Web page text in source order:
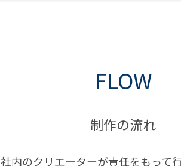
FLOW
制作の流れ
社内のクリエーターが責任をもって行